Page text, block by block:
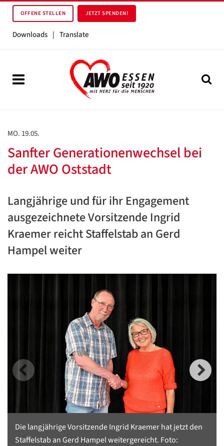
OFFENE STELLEN JETZT SPENDEN!
Downloads | Translate
MO. 19.05.
Sanfter Generationenwechsel bei
der AWO Oststadt
Langjährige und für ihr Engagement
ausgezeichnete Vorsitzende Ingrid
Kraemer reicht Staffelstab an Gerd
Hampel weiter
Die langjährige Vorsitzende Ingrid Kraemer hat jetzt den
Staffelstab an Gerd Hampel weitergereicht. Foto: